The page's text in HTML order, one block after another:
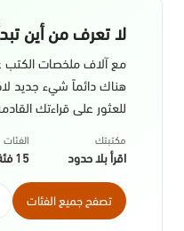
لا تعرف من أين
مع آلاف ملخصات الكتب
هناك دائماً شيء جديد
للعثور على قراءتك
مكتبتك
اقرأ بلا حدود
الفئات
15 فئة
تصفح جميع الفئات